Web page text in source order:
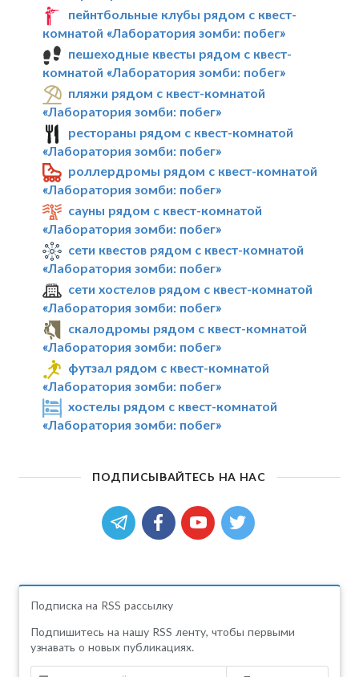
пейнтбольные клубы рядом с квест-
комнатой «Лаборатория зомби: побег»
пешеходные квесты рядом с квест-
комнатой «Лаборатория зомби: побег»
пляжи рядом с квест-комнатой
«Лаборатория зомби: побег»
рестораны рядом с квест-комнатой
«Лаборатория зомби: побег»
роллердромы рядом с квест-комнатой
«Лаборатория зомби: побег»
сауны рядом с квест-комнатой
«Лаборатория зомби: побег»
сети квестов рядом с квест-комнатой
«Лаборатория зомби: побег»
сети хостелов рядом с квест-комнатой
«Лаборатория зомби: побег»
скалодромы рядом с квест-комнатой
«Лаборатория зомби: побег»
футзал рядом с квест-комнатой
«Лаборатория зомби: побег»
хостелы рядом с квест-комнатой
«Лаборатория зомби: побег»
ПОДПИСЫВАЙТЕСЬ НА НАС
Подписка на RSS рассылку
Подпишитесь на нашу RSS ленту, чтобы первыми
узнавать о новых публикациях.